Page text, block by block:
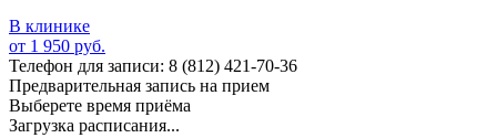
В клинике
от 1 950 руб.
Телефон для записи: 8 (812) 421-70-36
Предварительная запись на прием
Выберете время приёма
Загрузка расписания...